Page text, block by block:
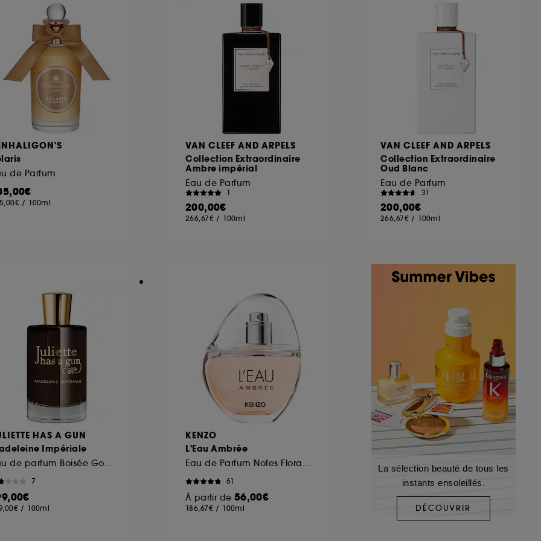
de Parfum
/ 100ml
VAN CLEEF AND ARPELS
Collection Extraordinaire
Ambre impérial
Eau de Parfum
1
200,00€
266,67€ / 100ml
VAN CLEEF AND ARPELS
Collection Extraordinaire
Oud Blanc
Eau de Parfum
31
200,00€
266,67€ / 100ml
HAS A GUN
Impériale
7
/ 100ml
KENZO
L'Eau Ambrée
61
À partir de 56,00€
186,67€ / 100ml
La sélection beauté de tous les
instants ensoleillés.
DÉCOUVRIR
et la lecture de ces traceurs requiert votre accord. Vous pouvez personnaliser vos choix concernant
mes choix" ci-dessous ou décider de "tout accepter". Sephora pourra associer les
Cookies, pour les finalités acceptées, avec les données personnelles collectées ou générées lors
refuser tous les cookies, cliques sur "continuer sans accepter". Voous pouvez à tout moment choisir
obtenir plus d'information sur les cookies utilisés,